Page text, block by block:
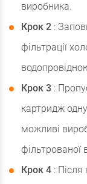
виробника.
Крок 2 :
фільтрації
Крок 3 :
картридж
можливі
фільтрованої
Крок 4 :